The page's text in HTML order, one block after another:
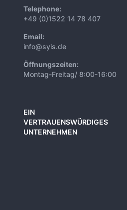
Telephone:
+49 (0)1522 14 78 407
Email:
info@syis.de
Öffnungszeiten:
Montag-Freitag/ 8:00-16:00
EIN
VERTRAUENSWÜRDIGES
UNTERNEHMEN